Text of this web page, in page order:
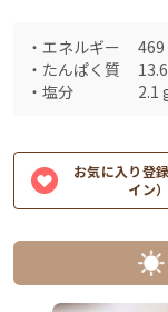
・ エネルギー 469
・ たんぱく質 13.6
・ 塩分 2.1
お気に入り登
イン）